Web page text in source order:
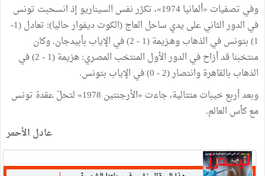
وفي تصفيات «ألمانيا 1974»، تكرّر نفس السيناريو إذ انسحبت تونس
في الدور الثاني على يدي ساحل العاج (الكوت ديفوار حاليا): تعادل (1-
1) بتونس في الذهاب وهـزيمة (1 - 2) في الإياب بأبيدجان. وكان
منتخبنا قد أزاح في الدور الأول المنتخب المصري: هزيمة (1 - 2) في
الذهاب بالقاهرة وانتصار (2 - 0) في الإياب بتونس.
وبعد أربع خيبات متتالية، جاءت «الأرجنتين 1978» لتحلّ عقدة تونس
مع كأس العالم.
عادل الأحمر